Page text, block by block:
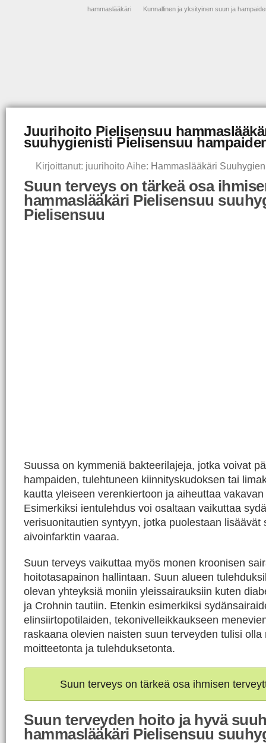
hammaslääkäri Kunnallinen ja yksityinen suun ja
Juurihoito Pielisensuu
suuhygienisti Pielisensuu
Kirjoittanut: juurihoito Aihe: Hammaslääkäri
Suun terveys on tärkeä osa
hammaslääkäri Pielisensuu
Pielisensuu
Suussa on kymmeniä bakteerilajeja, jotka voivat
hampaiden, tulehtuneen kiinnityskudoksen tai
kautta yleiseen verenkiertoon ja aiheuttaa
Esimerkiksi ientulehdus voi osaltaan vaikuttaa
verisuonitautien syntyyn, jotka puolestaan lisäävät
aivoinfarktin vaaraa.
Suun terveys vaikuttaa myös monen kroonisen
hoitotasapainon hallintaan. Suun alueen
olevan yhteyksiä moniin yleissairauksiin kuten
ja Crohnin tautiin. Etenkin esimerkiksi
elinsiirtopotilaiden, tekonivelleikkaukseen
raskaana olevien naisten suun terveyden tulisi olla
moitteetonta ja tulehduksetonta.
Suun terveys on tärkeä osa ihmisen
Suun terveyden hoito ja hyvä
hammaslääkäri Pielisensuu